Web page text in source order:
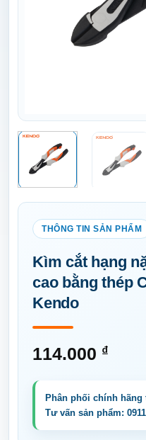
Kìm cắt hạng
cao bằng thép
Kendo
114.000 ₫